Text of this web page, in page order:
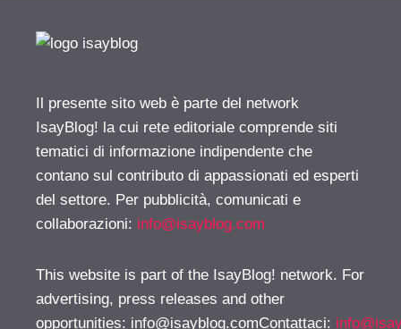
Il presente sito web è parte del network
IsayBlog! la cui rete editoriale comprende siti
tematici di informazione indipendente che
contano sul contributo di appassionati ed esperti
del settore. Per pubblicità, comunicati e
collaborazioni: info@isayblog.com
This website is part of the IsayBlog! network. For
advertising, press releases and other
opportunities: info@isayblog.comContattaci: